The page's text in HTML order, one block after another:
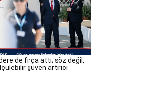
de fırça attı; söz değil,
güven artırıcı